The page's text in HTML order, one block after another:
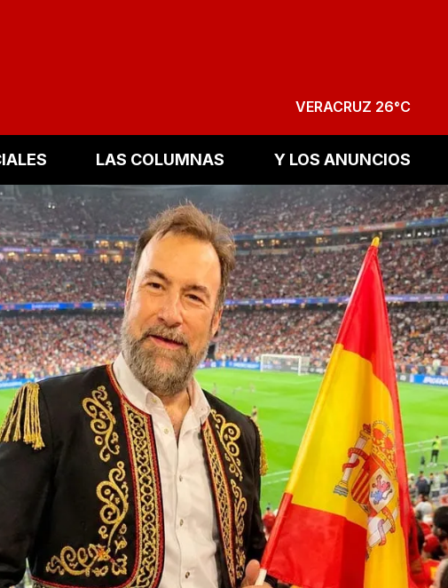
VERACRUZ 26°C
LAS COLUMNAS Y LOS ANUNCIOS